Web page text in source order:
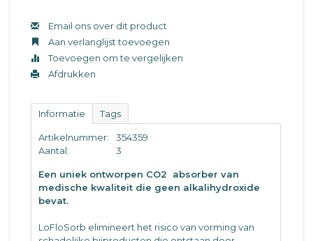
Email ons over dit product
Aan verlanglijst toevoegen
Toevoegen om te vergelijken
Afdrukken
Informatie Tags
Artikelnummer:
354359
Aantal:
3
Een uniek ontworpen CO2 absorber van
medische kwaliteit die geen alkalihydroxide
bevat.
LoFloSorb elimineert het risico van vorming van